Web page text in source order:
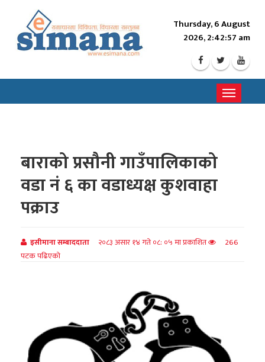
Thursday, 6 August
2026, 2:42:59 am
Toggle
बाराको प्रसौनी गाउँपालिकाको
वडा नं ६ का वडाध्यक्ष कुशवाहा
पक्राउ
इसीमाना सम्बाददाता २०८३ असार १४ गते ०८: ०५ मा प्रकाशित
266
पटक पढिएको